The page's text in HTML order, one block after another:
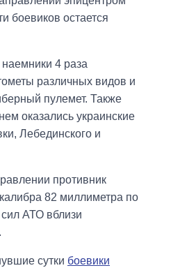
боевиков остается
4 раза
различных видов и
пулемет. Также
оказались украинские
Лебединского и
противник
82 миллиметра по
АТО вблизи
сутки боевики